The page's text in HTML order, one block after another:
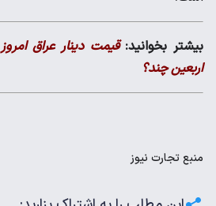
بیشتر بخوانید:
اربعین چند؟
منبعتجارت نیوز